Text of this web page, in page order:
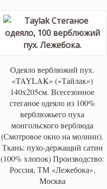
Одеяло верблюжий пух.
«TAYLAK» («Тайлак»)
140х205см. Всесезонное
стеганое одеяло из 100%
верблюжьего пуха
монгольского верблюда
(Смотровое окно на молнии).
Ткань: пухо-держащий сатин
(100% хлопок) Производство:
Россия, ТМ «Лежебока»,
Москва